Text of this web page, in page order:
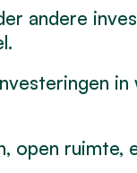
andere
in
open ruimte,